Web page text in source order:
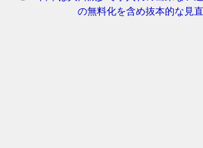
の無料化を含め抜本的な見